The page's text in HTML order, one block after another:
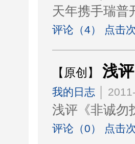
天年携手
评论（4） 点击
【原创】 浅
我的日志 │
浅评《非诚
评论（0） 点击